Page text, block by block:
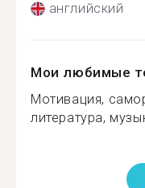
английский
Мои любимые
Мотивация,
литература,